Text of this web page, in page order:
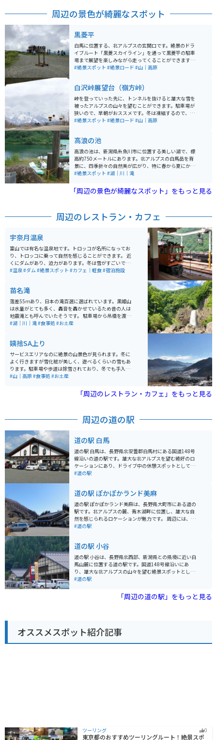
周辺の景色が綺麗なスポット
黒菱平
白馬に位置する、北アルプスの玄関口です。絶景のドラ
イブルート「黒菱スカイライン」を通って黒菱平の駐車
場まで展望を楽しみながら走ってくることができます。
往復のリフトも有料で利用でき、利用客も多いですが、
るので、バイクはもちろん車でも安心してドライブも楽
しめます。
#絶景スポット #絶景ロード #山｜高原
白沢峠展望台（嶺方峠）
峠を登っていった先に、トンネルを抜けると雄大な雪を
被ったアルプスの山々を望むことができます。駐車場が
狭いので、早朝がおススメです。冬は凍結するので、春
か夏に行かれることをお勧めします。バイクや自転車で
#絶景スポット #絶景ロード #山｜高原
高浪の池
高浪の池は、新潟県糸魚川市に位置する美しい湖で、標
高約750メートルにあります。北アルプスの白馬岳を背
景に、四季折々の自然美が広がり、特に春から夏にかけ
ては新緑が鮮やかで、秋には紅葉が湖面に映える絶景ス
イキングや散策を楽しむことができます。 また、池の周
辺には高浪の池キャンプ場もあり、アウトドアを楽しみ
周辺には伝説や神話も多く残されています。神秘的な雰
静寂の中で豊かな自然を満喫できるスポットです。
#絶景スポット #湖｜川｜滝
「周辺の景色が綺麗なスポット」をもっと見る
周辺のレストラン・カフェ
宇奈月温泉
富山では有名な温泉地です。トロッコが名所になってお
り、トロッコに乗って自然を感じることができます。 近
くにダムがあり、迫力があります。冬は雪がすごいです
が、絶景です。
#温泉#ダム#絶景スポット #カフェ｜軽食#宿泊施設
苗名滝
落差55ｍあり、日本の滝百選に選ばれています。黒姫山
は水量がとても多く、轟音を轟かせているため昔の人は
地震滝とも呼んでいたそうです。 駐車場から吊橋を渡り
徒歩で約15分程です。雪解けの季節5月～8月は水量が多
#湖｜川｜滝#食事処 #お土産
姨捨SA上り
サービスエリアなのに絶景の山景色が見られます。冬に
よく行きますが雪化粧が美しく、遊べるくらいの雪もあ
ります。駐車場や歩道は除雪されており、冬でも手入れ
が行き届いていると感じます。フードが美味しいのも嬉
#山｜高原#食事処 #お土産
「周辺のレストラン・カフェ」をもっと見る
周辺の道の駅
道の駅 白馬
道の駅 白馬は、長野県北安曇郡白馬村にある国道148号
線沿いの道の駅です。雄大な北アルプスを望む絶好のロ
ケーションにあり、ドライブ中の休憩スポットとして人
気です。 地元の特産品を販売するショップでは、新鮮な
楽しめます。 バイクでのツーリングにも最適な場所で、
駐車場も広々としています。白馬村は、冬はスキーリゾ
ートとして賑わい、夏は登山やトレッキング、パラグラ
イダーなどのアウトドアアクティビティが盛んです。道
の駅 白馬を拠点に、白馬村の大自然を満喫してみてはい
#道の駅
道の駅 ぽかぽかランド美麻
道の駅 ぽかぽかランド美麻は、長野県大町市にある道の
駅です。北アルプスの麓、青木湖畔に位置し、雄大な自
然を感じられるロケーションが魅力です。 周辺には、青
木湖で楽しめるカヌーやSUPなどのアクティビティや、
れている農産物直売所や、地元食材を使ったレストラン
があり、休憩だけでなくショッピングや食事も楽しめま
す。 バイクで訪れる際は、道の駅から続く、北アルプス
や青木湖の絶景を望むワインディングロードを走るのが
おすすめです。周辺には、温泉施設もあるので、ツーリ
#道の駅
道の駅 小谷
道の駅 小谷は、長野県北西部、新潟県との県境に近い白
馬山麓に位置する道の駅です。国道148号線沿いにあ
り、雄大な北アルプスの山々を望む絶景スポットとして
人気です。 道の駅には、地元の特産品を販売する農産物
ンがあります。また、温泉施設「小谷温泉 山田旅館」に
隣接しており、旅の疲れを癒すこともできます。 バイク
然豊かな観光スポットも点在しています。 小谷村は、冬
はスキーリゾートとして賑わい、夏は登山やキャンプな
どのアウトドアレジャーが楽しめます。道の駅 小谷は、
#道の駅
「周辺の道の駅」をもっと見る
オススメスポット紹介記事
ツーリング 0
東京都のおすすめツーリングルート！絶景スポ